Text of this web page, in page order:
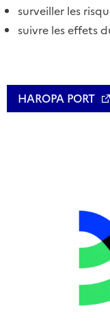
surveiller les
suivre les effets
HAROPA PORT